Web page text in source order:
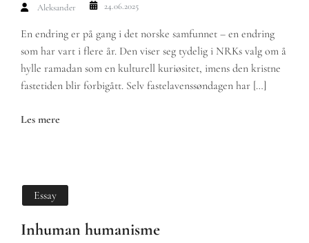
Aleksander 24.06.2025
En endring er på gang i det norske samfunnet – en endring
som har vart i flere år. Den viser seg tydelig i NRKs valg om å
hylle ramadan som en kulturell kuriøsitet, imens den kristne
fastetiden blir forbigått. Selv fastelavenssøndagen har […]
Les mere
Essay
Inhuman humanisme